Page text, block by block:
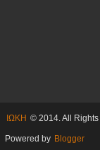
ΙΩΚΗ © 2014. All
Powered by Blogger